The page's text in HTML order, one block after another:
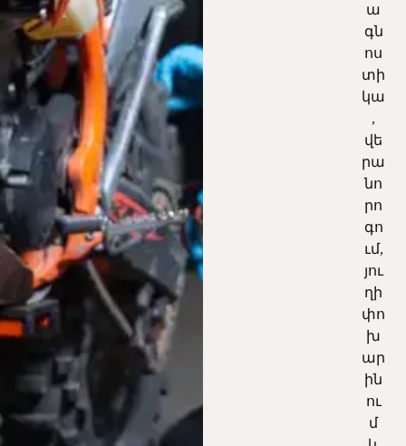
ա
գն
ոս
տի
կա
,
վե
րա
նո
րո
գո
ւմ,
յու
ղի
փո
խ
ար
ին
ու
մ